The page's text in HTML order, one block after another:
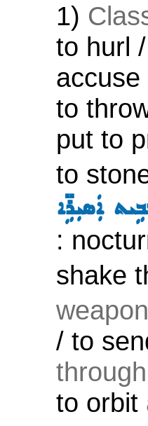
1)
to hurl
to
put to
to
ܐܲܣܝܼܪܹ̈ܐ
:
shake
/ to
to orbit